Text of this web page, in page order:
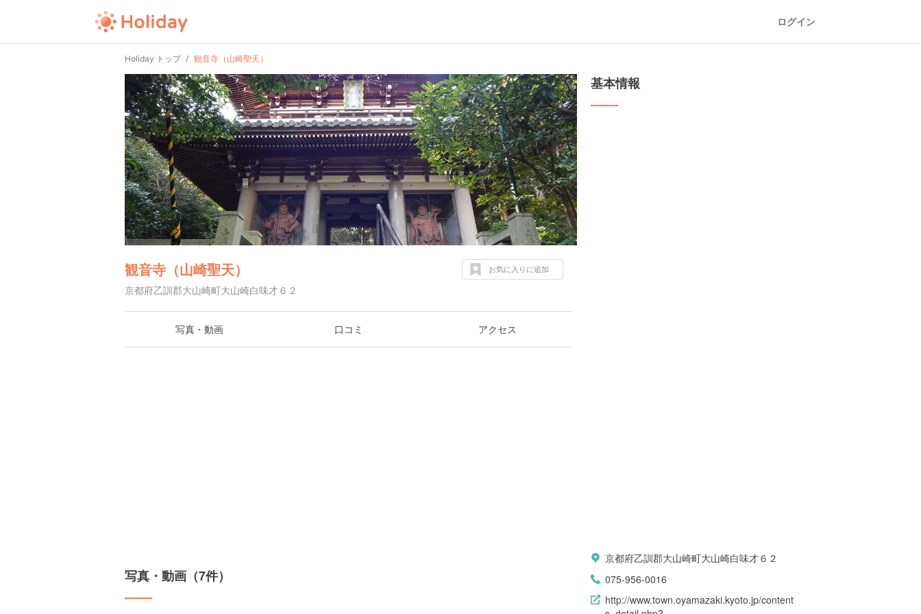
ログイン
Holiday トップ 観音寺（山崎聖天）
観音寺（山崎聖天）
京都府乙訓郡大山崎町大山崎白味才６２
お気に入りに追加
写真・動画 口コミ アクセス
写真・動画（7件）
基本情報
京都府乙訓郡大山崎町大山崎白味才６２
075-956-0016
http://www.town.oyamazaki.kyoto.jp/content